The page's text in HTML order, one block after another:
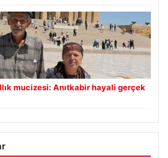
mucizesi: Anıtkabir hayali gerçek